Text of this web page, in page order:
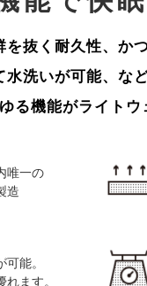
を抜く耐久性、か
水洗いが可能、な
る機能がライトウ
唯一の
造
可能。
れます。